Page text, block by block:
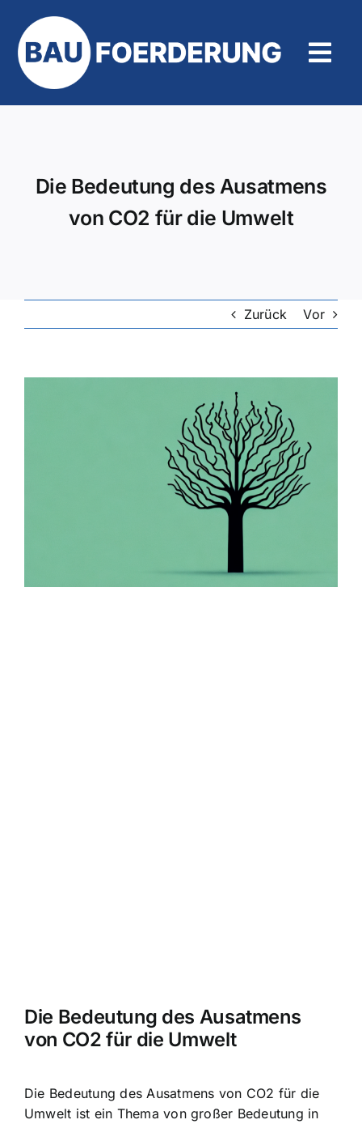
Inhalt
springen
Die Bedeutung des Ausatmens
von CO2 für die Umwelt
Zurück Vor
Die Bedeutung des Ausatmens
von CO2 für die Umwelt
Die Bedeutung des Ausatmens von CO2 für die
Umwelt ist ein Thema von großer Bedeutung in